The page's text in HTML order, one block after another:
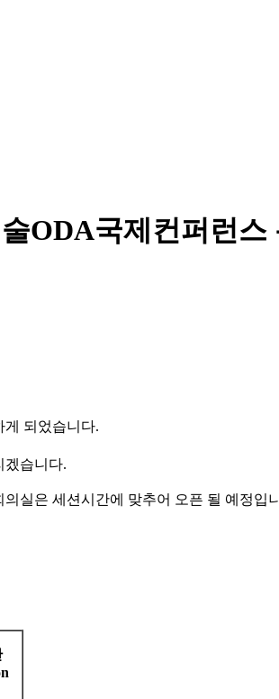
ODA국제컨퍼런
게 되었습니다.
겠습니다.
의실은 세션시간에 맞추어 오픈 될 예정입